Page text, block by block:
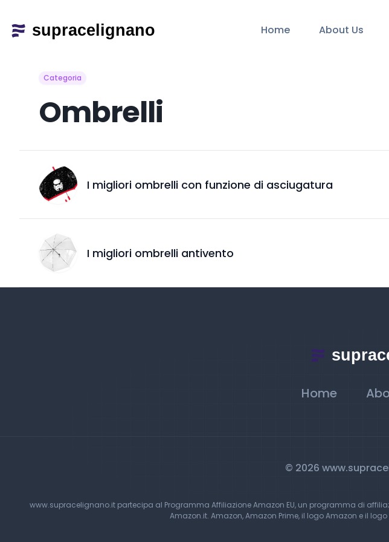
Home About Us
Categoria
Ombrelli
I migliori ombrelli con funzione di asciugatura
I migliori ombrelli antivento
Home
© 2026
www.supracelignano.it partecipa al Programma Affiliazione Amazon EU, un programma di
Amazon.it. Amazon, Amazon Prime, il logo Amazon e il